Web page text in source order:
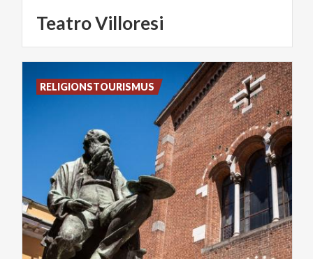
TeatroVilloresi
RELIGIONSTOURISMUS